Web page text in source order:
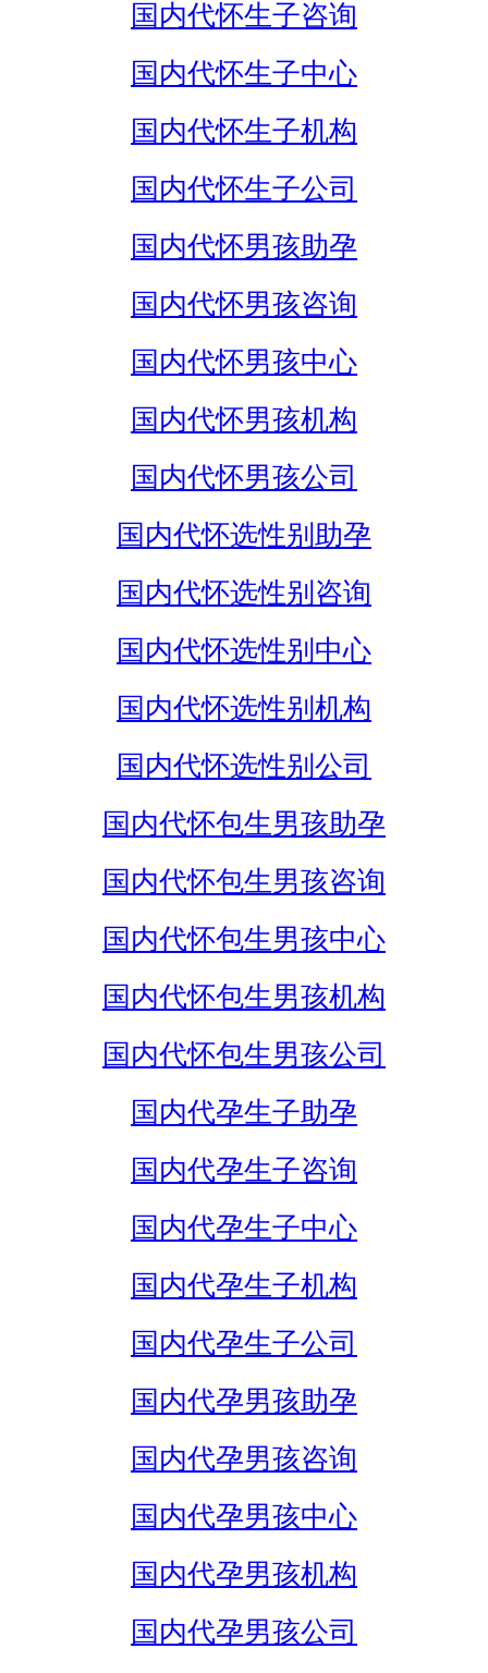
国内代怀生子咨询
国内代怀生子中心
国内代怀生子机构
国内代怀生子公司
国内代怀男孩助孕
国内代怀男孩咨询
国内代怀男孩中心
国内代怀男孩机构
国内代怀男孩公司
国内代怀选性别助孕
国内代怀选性别咨询
国内代怀选性别中心
国内代怀选性别机构
国内代怀选性别公司
国内代怀包生男孩助孕
国内代怀包生男孩咨询
国内代怀包生男孩中心
国内代怀包生男孩机构
国内代怀包生男孩公司
国内代孕生子助孕
国内代孕生子咨询
国内代孕生子中心
国内代孕生子机构
国内代孕生子公司
国内代孕男孩助孕
国内代孕男孩咨询
国内代孕男孩中心
国内代孕男孩机构
国内代孕男孩公司